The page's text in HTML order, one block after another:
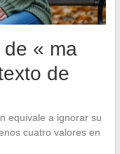
de « ma
de
equivale a ignorar su
cuatro valores en